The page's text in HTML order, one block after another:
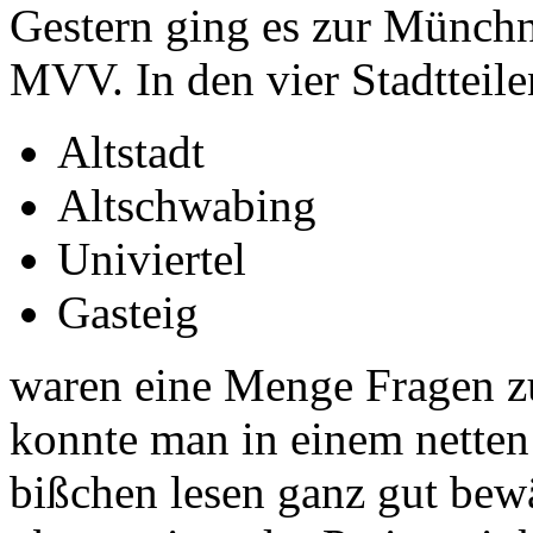
Gestern ging es zur
MVV. In den vier
Altstadt
Altschwabing
Univiertel
Gasteig
waren eine Menge Fragen
konnte man in einem
bißchen lesen ganz gut